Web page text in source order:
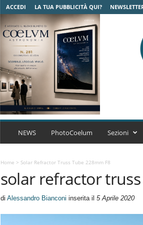
ACCEDI LA TUA PUBBLICITÀ QUI?
C
u
r
NEWS PhotoCoelum Sezioni
Home > Solar Refractor Truss Tube 228mm F8
solar refractor
di Alessandro Bianconi inserita il 5 Aprile 2020